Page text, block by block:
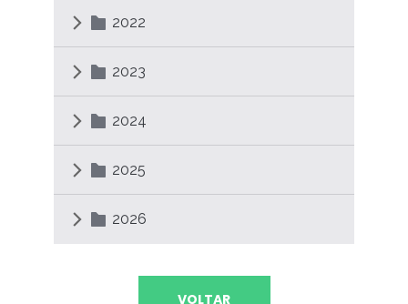
2022
2023
2024
2025
2026
VOLTAR